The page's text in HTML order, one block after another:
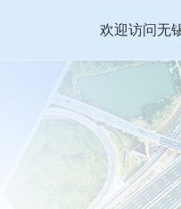
欢迎访问无